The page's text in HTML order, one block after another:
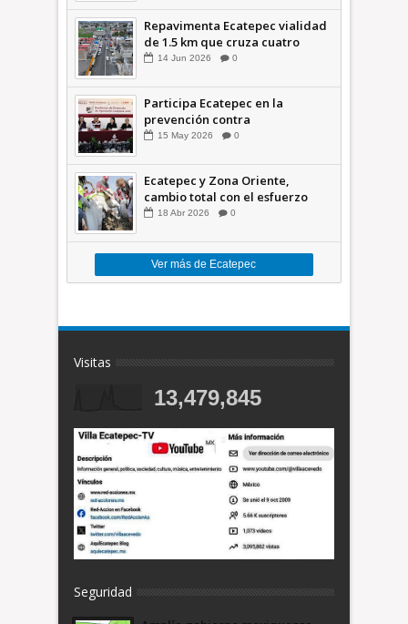
Repavimenta Ecatepec vialidad
de 1.5 km que cruza cuatro
comunidades +Video
14 Jun 2026 0
Participa Ecatepec en la
prevención contra
inundaciones en el Valle de
15 May 2026 0
Ecatepec y Zona Oriente,
cambio total con el esfuerzo
conjunto: Azucena; retiran 21
18 Abr 2026 0
Ver más de Ecatepec
Visitas
13,479,845
Seguridad